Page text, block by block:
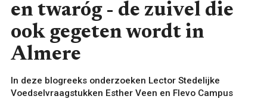
PROGRAMMA’S
en twaróg - de zuivel die
ook gegeten wordt in
Almere
In deze blogreeks onderzoeken Lector Stedelijke
Voedselvraagstukken Esther Veen en Flevo Campus